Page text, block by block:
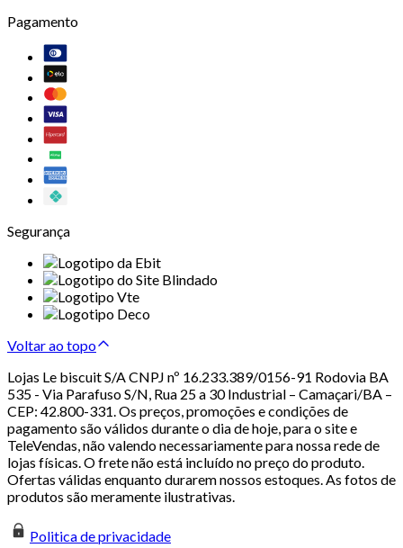
Pagamento
Segurança
Voltar ao topo
Lojas Le biscuit S/A CNPJ nº 16.233.389/0156-91 Rodovia BA
535 - Via Parafuso S/N, Rua 25 a 30 Industrial – Camaçari/BA –
CEP: 42.800-331. Os preços, promoções e condições de
pagamento são válidos durante o dia de hoje, para o site e
TeleVendas, não valendo necessariamente para nossa rede de
lojas físicas. O frete não está incluído no preço do produto.
Ofertas válidas enquanto durarem nossos estoques. As fotos de
produtos são meramente ilustrativas.
Politica de privacidade